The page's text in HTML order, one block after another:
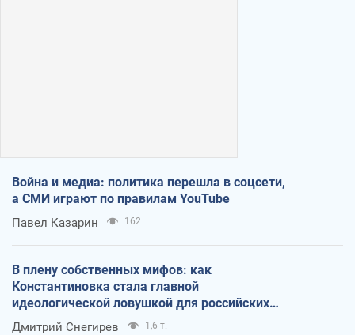
Война и медиа: политика перешла в соцсети,
а СМИ играют по правилам YouTube
Павел Казарин 162
В плену собственных мифов: как
Константиновка стала главной
идеологической ловушкой для российских
оккупантов
Дмитрий Снегирев 1,6 т.